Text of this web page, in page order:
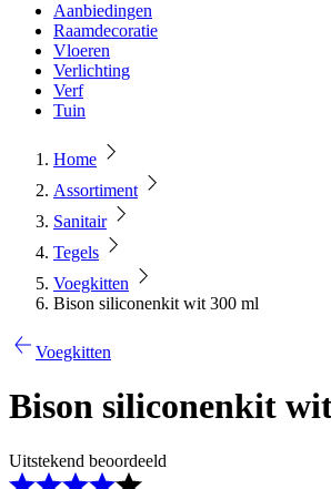
Aanbiedingen
Raamdecoratie
Vloeren
Verlichting
Verf
Tuin
Home
Assortiment
Sanitair
Tegels
Voegkitten
Bison siliconenkit wit 300 ml
Voegkitten
Bison siliconenkit
Uitstekend beoordeeld